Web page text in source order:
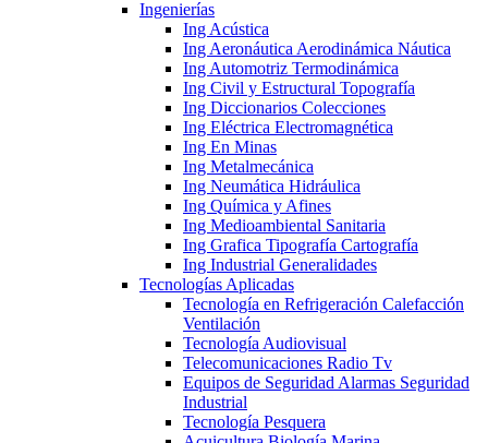
Ingenierías
Ing Acústica
Ing Aeronáutica Aerodinámica Náutica
Ing Automotriz Termodinámica
Ing Civil y Estructural Topografía
Ing Diccionarios Colecciones
Ing Eléctrica Electromagnética
Ing En Minas
Ing Metalmecánica
Ing Neumática Hidráulica
Ing Química y Afines
Ing Medioambiental Sanitaria
Ing Grafica Tipografía Cartografía
Ing Industrial Generalidades
Tecnologías Aplicadas
Tecnología en Refrigeración Calefacción
Ventilación
Tecnología Audiovisual
Telecomunicaciones Radio Tv
Equipos de Seguridad Alarmas Seguridad
Industrial
Tecnología Pesquera